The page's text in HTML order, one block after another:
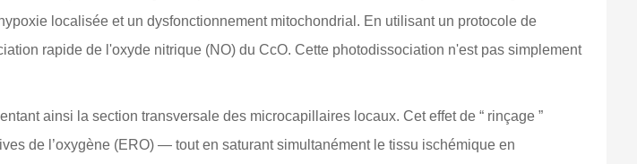
localisée et un dysfonctionnement mitochondrial. En utilisant un protocole de
rapide de l'oxyde nitrique (NO) du CcO. Cette photodissociation n'est pas simplement
ainsi la section transversale des microcapillaires locaux. Cet effet de “ rinçage ”
de l’oxygène (ERO) — tout en saturant simultanément le tissu ischémique en